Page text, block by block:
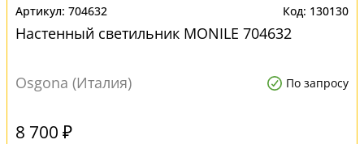
704632 130130
Настенный светильник MONILE 704632
Osgona (Италия) По запросу
8 700 ₽